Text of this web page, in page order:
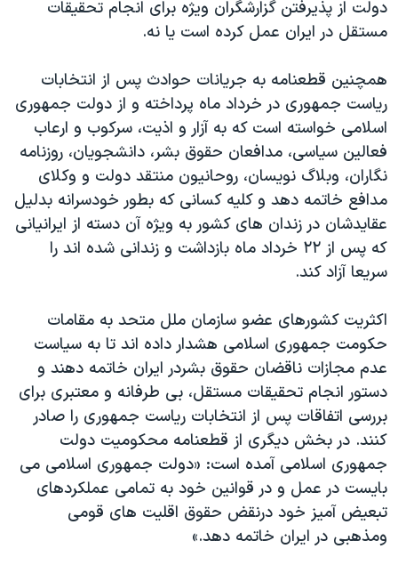
دولت از پذيرفتن گزارشگران ويژه برای انجام تحقيقات
مستقل در ايران عمل کرده است يا نه.
همچنين قطعنامه به جريانات حوادث پس از انتخابات
رياست جمهوری در خرداد ماه پرداخته و از دولت جمهوری
اسلامی خواسته است که به آزار و اذيت، سرکوب و ارعاب
فعالين سياسی، مدافعان حقوق بشر، دانشجويان، روزنامه
نگاران، وبلاگ نويسان، روحانيون منتقد دولت و وکلای
مدافع خاتمه دهد و کليه کسانی که بطور خودسرانه بدليل
عقايدشان در زندان های کشور به ويژه آن دسته از ايرانيانی
که پس از ۲۲ خرداد ماه بازداشت و زندانی شده اند را
سريعا آزاد کند.
اکثريت کشورهای عضو سازمان ملل متحد به مقامات
حکومت جمهوری اسلامی هشدار داده اند تا به سياست
عدم مجازات ناقضان حقوق بشردر ايران خاتمه دهند و
دستور انجام تحقيقات مستقل، بی طرفانه و معتبری برای
بررسی اتفاقات پس از انتخابات رياست جمهوری را صادر
کنند. در بخش ديگری از قطعنامه محکوميت دولت
جمهوری اسلامی آمده است: «دولت جمهوری اسلامی می
بايست در عمل و در قوانين خود به تمامی عملکردهای
تبعيض آميز خود درنقض حقوق اقليت های قومی
ومذهبی در ايران خاتمه دهد.»